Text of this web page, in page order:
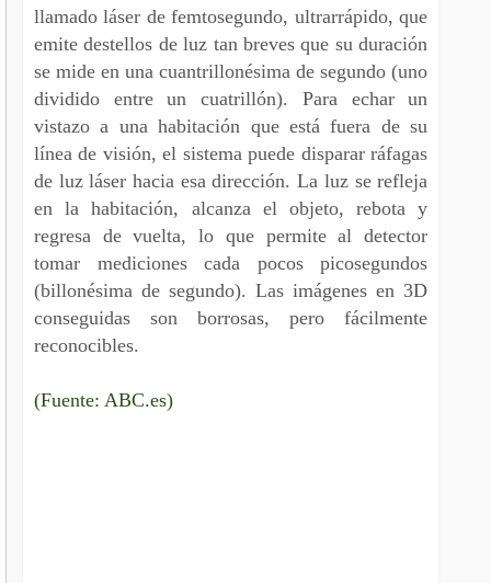
llamado láser de femtosegundo, ultrarrápido, que
emite destellos de luz tan breves que su duración
se mide en una cuantrillonésima de segundo (uno
dividido entre un cuatrillón). Para echar un
vistazo a una habitación que está fuera de su
línea de visión, el sistema puede disparar ráfagas
de luz láser hacia esa dirección. La luz se refleja
en la habitación, alcanza el objeto, rebota y
regresa de vuelta, lo que permite al detector
tomar mediciones cada pocos picosegundos
(billonésima de segundo). Las imágenes en 3D
conseguidas son borrosas, pero fácilmente
reconocibles.
(Fuente: ABC.es)